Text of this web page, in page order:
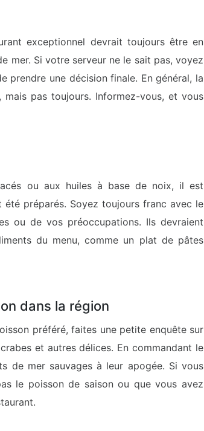
exceptionnel devrait toujours être en
mer. Si votre serveur ne le sait pas, voyez
prendre une décision finale. En général, la
pas toujours. Informez-vous, et vous
ou aux huiles à base de noix, il est
préparés. Soyez toujours franc avec le
ou de vos préoccupations. Ils devraient
du menu, comme un plat de pâtes
dans la région
préféré, faites une petite enquête sur
et autres délices. En commandant le
de mer sauvages à leur apogée. Si vous
le poisson de saison ou que vous avez